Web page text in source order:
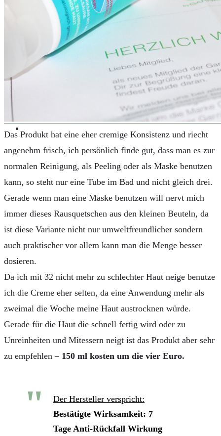
BEAUTY
REZEPTE
LIFESTYLE
TIERE
SPORT & FITNESS
TECHNIK
GEWINNSPIELE
HAUSHALTSGERÄTE
KAFFEEMASCHINEN & CO
FOTOS UND FOTOBÜCHER
Das Produkt hat eine eher cremige Konsistenz und riecht
angenehm frisch, ich persönlich finde gut, dass man es zur
normalen Reinigung, als Peeling oder als Maske benutzen
kann, so steht nur eine Tube im Bad und nicht gleich drei.
Gerade wenn man eine Maske benutzen will nervt mich
immer dieses Rausquetschen aus den kleinen Beuteln, da
ist diese Variante nicht nur umweltfreundlicher sondern
auch praktischer vor allem kann man die Menge besser
dosieren.
Da ich mit 32 nicht mehr zu schlechter Haut neige benutze
ich die Creme eher selten, da eine Anwendung mehr als
zweimal die Woche meine Haut austrocknen würde.
Gerade für die Haut die schnell fettig wird oder zu
Unreinheiten und Mitessern neigt ist das Produkt aber sehr
zu empfehlen – 150 ml kosten um die vier Euro.
Der Hersteller verspricht:
Bestätigte Wirksamkeit: 7
Tage Anti-Rückfall Wirkung